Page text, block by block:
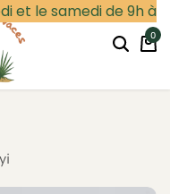
le samedi de 9h à
Se connecter 0